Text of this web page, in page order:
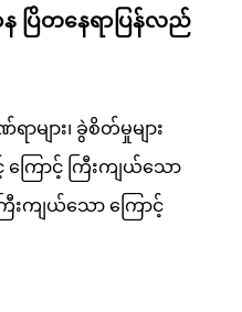
န ပြိတနေရာပြန်လည်
ျား၊ ခွဲစိတ်မှုများ
ြောင့် ကြီးကျယ်သော
းကျယ်သော ကြောင့်